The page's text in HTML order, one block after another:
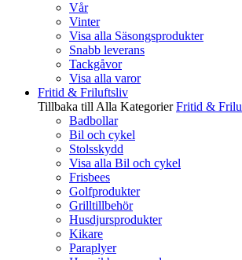
Vår
Vinter
Visa alla Säsongsprodukter
Snabb leverans
Tackgåvor
Visa alla varor
Fritid & Friluftsliv
Tillbaka till Alla Kategorier Fritid &
Badbollar
Bil och cykel
Stolsskydd
Visa alla Bil och cykel
Frisbees
Golfprodukter
Grilltillbehör
Husdjursprodukter
Kikare
Paraplyer